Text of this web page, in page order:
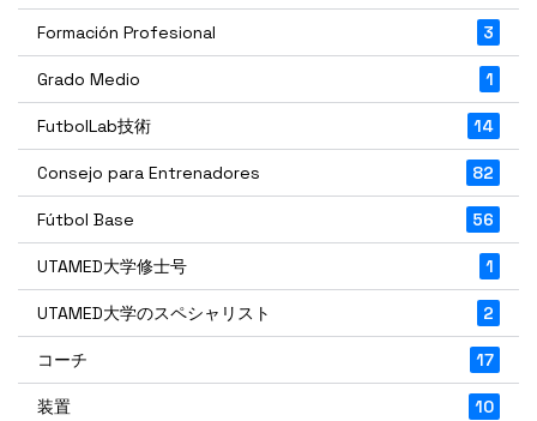
Formación Profesional 3
Grado Medio 1
FutbolLab技術 14
Consejo para Entrenadores 82
Fútbol Base 56
UTAMED大学修士号 1
UTAMED大学のスペシャリスト 2
コーチ 17
装置 10